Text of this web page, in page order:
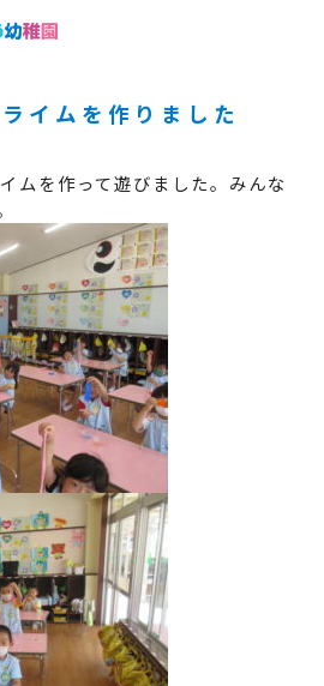
イムを作りました
ムを作って遊びました。みんな